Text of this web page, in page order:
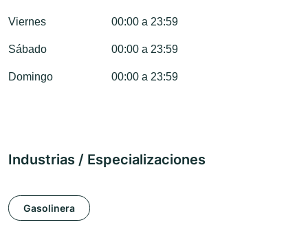
Viernes 00:00 a 23:59
Sábado 00:00 a 23:59
Domingo 00:00 a 23:59
Industrias / Especializaciones
Gasolinera